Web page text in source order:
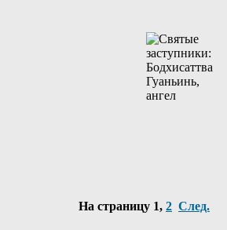
На страницу 1, 2 След.